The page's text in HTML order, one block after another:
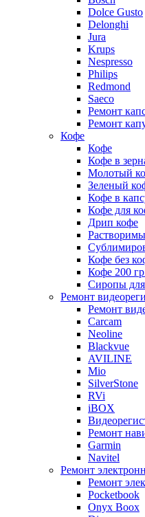
Dolce Gusto
Delonghi
Jura
Krups
Nespresso
Philips
Redmond
Saeco
Ремонт
Ремонт
Кофе
Кофе
Кофе в
Молотый
Зеленый
Кофе в
Кофе для
Дрип кофе
Кофе без
Кофе 200
Сиропы
Ремонт
Ремонт
Carcam
Neoline
Blackvue
AVILINE
Mio
SilverStone
RVi
iBOX
Ремонт
Garmin
Navitel
Ремонт
Ремонт
Pocketbook
Onyx Boox